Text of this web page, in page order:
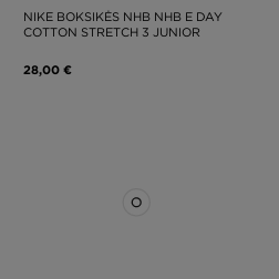
NIKE BOKSIKĖS NHB NHB E DAY
COTTON STRETCH 3 JUNIOR
28,00 €